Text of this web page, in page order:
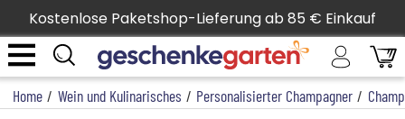
Kostenlose Paketshop-Lieferung ab 85 € Einkauf
Home / Wein und Kulinarisches / Personalisierter Champagner /